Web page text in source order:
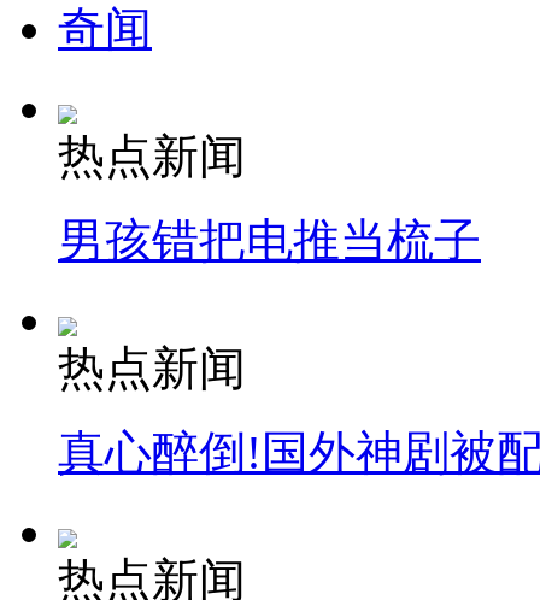
奇闻
热点新闻
男孩错把电推当梳子
热点新闻
真心醉倒!国外神剧被
热点新闻